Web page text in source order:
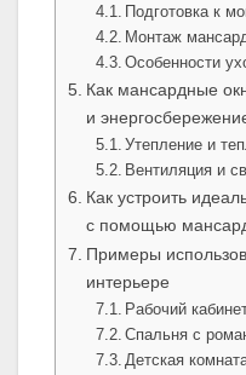
Подготовка к
Монтаж
Особенности
Как мансардные
и
Утепление и
Вентиляция и
Как устроить
с помощью
Примеры
интерьере
Рабочий
Спальня с
Детская